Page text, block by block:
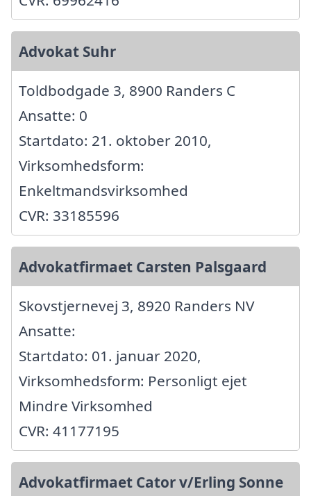
Advokat Suhr
Toldbodgade 3, 8900 Randers C
Ansatte: 0
Startdato: 21. oktober 2010,
Virksomhedsform:
Enkeltmandsvirksomhed
CVR: 33185596
Advokatfirmaet Carsten Palsgaard
Skovstjernevej 3, 8920 Randers NV
Ansatte:
Startdato: 01. januar 2020,
Virksomhedsform: Personligt ejet
Mindre Virksomhed
CVR: 41177195
Advokatfirmaet Cator v/Erling Sonne